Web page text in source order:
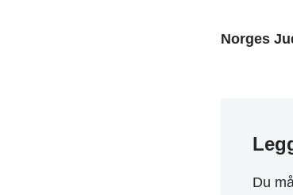
Norges
Du